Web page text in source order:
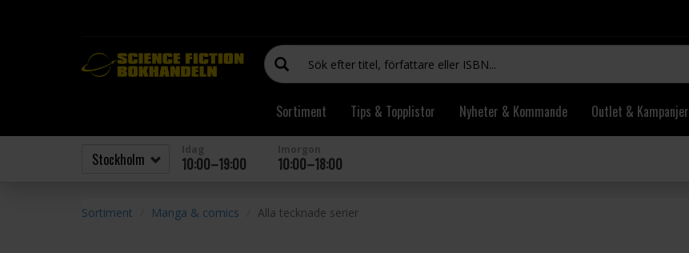
Sortiment Tips & Topplistor Nyheter & Kommande Outlet & Kampanjer
10:00–19:00 10:00–18:00
Sortiment Manga & comics Alla tecknade serier